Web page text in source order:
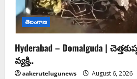
తెలంగాణ
Hyderabad – Domalguda |
వ్య‌క్తి..
aakerutelugunews August 6, 2026